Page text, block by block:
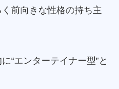
前向きな性格の持ち主
“エンターテイナー型”と